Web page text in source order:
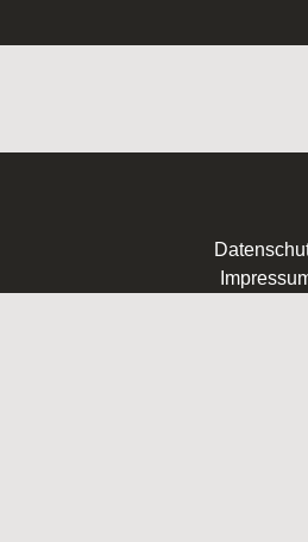
springen